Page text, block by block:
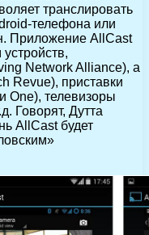
транслировать
телефона или
Приложение AllCast
Network Alliance), а
Revue), приставки
One), телевизоры
Говорят, Дутта
AllCast будет